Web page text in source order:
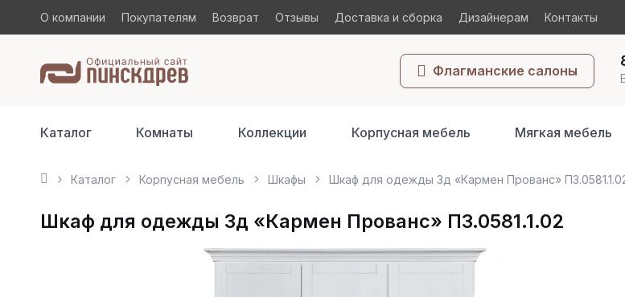
О компании Покупателям Возврат Отзывы Доставка и сборка Дизайнерам Контакты
Флагманские салоны
Каталог Комнаты Коллекции Корпусная мебель Мягкая мебель
Каталог Корпусная мебель Шкафы Шкаф для одежды 3д «Кармен Прованс»
Шкаф для одежды 3д «Кармен Прованс» П3.0581.1.02